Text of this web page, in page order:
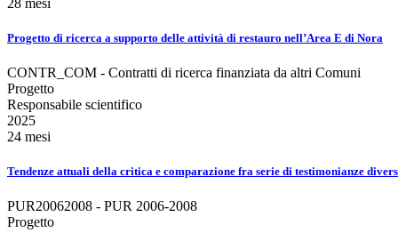
Progetto di ricerca a supporto delle attività di restauro nell’Area E di Nora
CONTR_COM - Contratti di ricerca finanziata da altri Comuni
Progetto
Responsabile scientifico
2025
24 mesi
Tendenze attuali della critica e comparazione fra serie di testimonianze
PUR20062008 - PUR 2006-2008
Progetto